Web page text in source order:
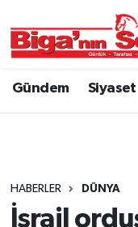
Gündem Siyaset
HABERLER DÜNYA
İsrail
Asayiş
Belediye
Çanakkale
Tüm Manşetler